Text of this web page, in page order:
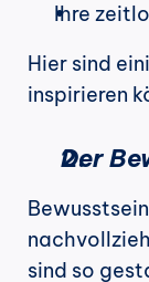
Ihre
Hier sind
inspirieren
Der
sind so